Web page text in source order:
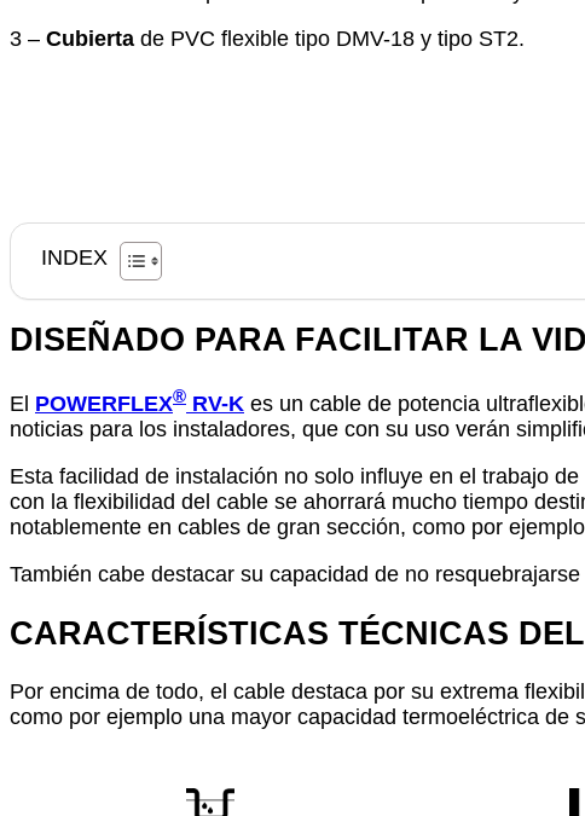
3 – Cubierta de PVC flexible tipo DMV-18 y tipo ST2.
INDEX
DISEÑADO PARA FACILITAR LA
El POWERFLEX® RV-K es un cable de potencia
noticias para los instaladores, que con su uso verán
Esta facilidad de instalación no solo influye en el trabajo
con la flexibilidad del cable se ahorrará mucho tiempo
notablemente en cables de gran sección, como por
También cabe destacar su capacidad de no
CARACTERÍSTICAS TÉCNICAS
Por encima de todo, el cable destaca por su extrema
como por ejemplo una mayor capacidad termoeléctrica